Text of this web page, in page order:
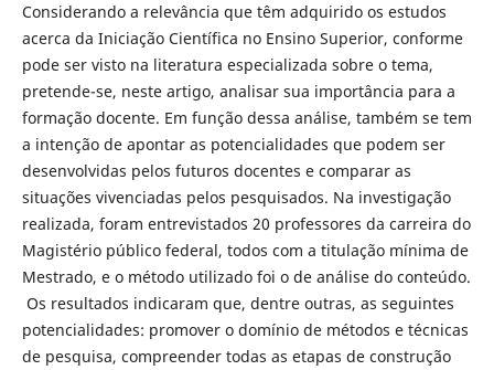
Considerando a relevância que têm adquirido os estudos
acerca da Iniciação Científica no Ensino Superior, conforme
pode ser visto na literatura especializada sobre o tema,
pretende-se, neste artigo, analisar sua importância para a
formação docente. Em função dessa análise, também se tem
a intenção de apontar as potencialidades que podem ser
desenvolvidas pelos futuros docentes e comparar as
situações vivenciadas pelos pesquisados. Na investigação
realizada, foram entrevistados 20 professores da carreira do
Magistério público federal, todos com a titulação mínima de
Mestrado, e o método utilizado foi o de análise do conteúdo.
Os resultados indicaram que, dentre outras, as seguintes
potencialidades: promover o domínio de métodos e técnicas
de pesquisa, compreender todas as etapas de construção